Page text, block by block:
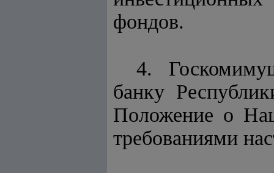
фондов.
4.
банку
Положение о
требованиями